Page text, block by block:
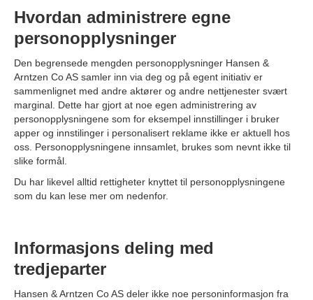
Hvordan administrere egne
personopplysninger
Den begrensede mengden personopplysninger Hansen &
Arntzen Co AS samler inn via deg og på egent initiativ er
sammenlignet med andre aktører og andre nettjenester svært
marginal. Dette har gjort at noe egen administrering av
personopplysningene som for eksempel innstillinger i bruker
apper og innstilinger i personalisert reklame ikke er aktuell hos
oss. Personopplysningene innsamlet, brukes som nevnt ikke til
slike formål.
Du har likevel alltid rettigheter knyttet til personopplysningene
som du kan lese mer om nedenfor.
Informasjons deling med
tredjeparter
Hansen & Arntzen Co AS deler ikke noe personinformasjon fra